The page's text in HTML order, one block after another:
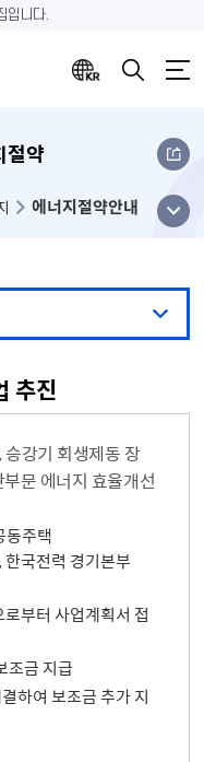
입니다.
절약
에너지절약안내
메뉴
열기
추진
강기 회생제동 장
문 에너지 효율개선
동주택
국전력 경기본부
부터 사업계획서 접
조금 지급
하여 보조금 추가 지